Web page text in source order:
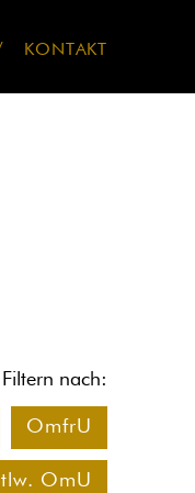
KONTAKT
Filtern nach:
OmfrU
tlw. OmU